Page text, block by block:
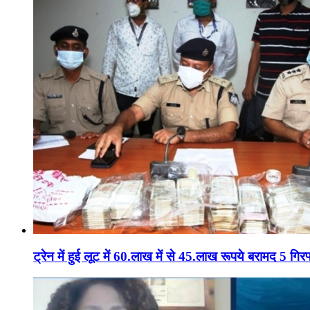
ट्रेन में हुई लूट में 60.लाख में से 45.लाख रूपये बरामद 5